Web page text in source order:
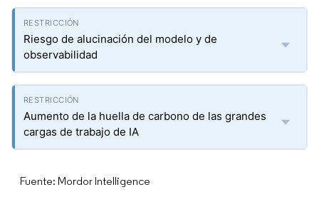
Riesgo de alucinación del modelo y de
observabilidad
Aumento de la huella de carbono de las grandes
cargas de trabajo de IA
Fuente: Mordor Intelligence